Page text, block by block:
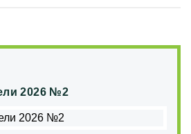
2026 №2